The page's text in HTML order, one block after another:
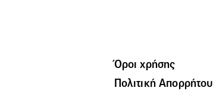
Όροι χρήσης
Πολιτική Απορρήτου